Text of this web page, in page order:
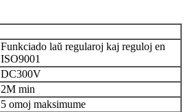
Funkciado laŭ regularoj kaj reguloj en
ISO9001
DC300V
2M min
5 omoj maksimume